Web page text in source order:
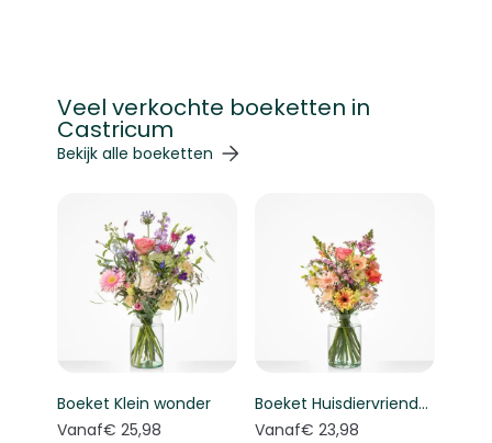
Veel verkochte boeketten in
Castricum
Navigeren door de elementen van de carrousel is
Druk om carrousel over te slaan
Bekijk alle boeketten
Boeket Klein wonder
Vanaf€ 25,98
Boeket Huisdiervriendelijk boeket
Vanaf€ 23,98